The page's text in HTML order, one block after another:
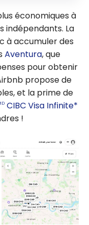
économiques à
indépendants. La
à accumuler des
Aventura, que
pour obtenir
propose de
et la prime de
CIBC Visa Infinite*
!